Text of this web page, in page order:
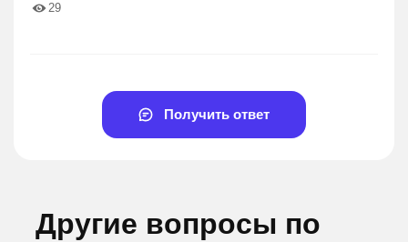
29
Получить ответ
Другие вопросы по